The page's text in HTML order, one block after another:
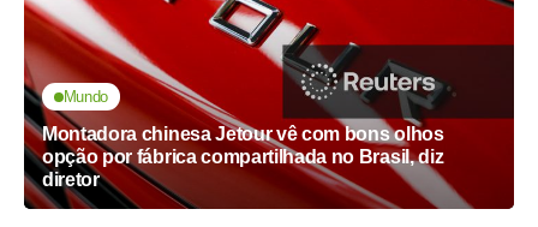
Mundo
Montadora chinesa Jetour vê com bons olhos
opção por fábrica compartilhada no Brasil, diz
diretor